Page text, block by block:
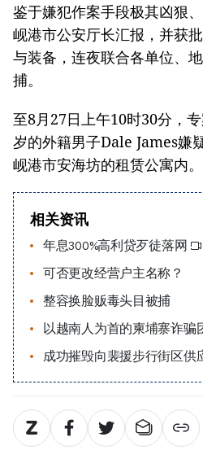
鉴于嫌犯作案手段极其凶狠
岘港市公安厅长汇报，并获
与装备，连夜联合各单位、
捕。
至8月27日上午10时30分，
岁的外籍男子Dale James嫌
岘港市安海坊的租赁公寓内。
相关资讯
年息300%高利贷歹徒落网
可否更改经营户主名称？
整容换脸贩毒头目被捕
以越南人为首的柬埔寨诈骗
成功摧毁向裴援步行街区供